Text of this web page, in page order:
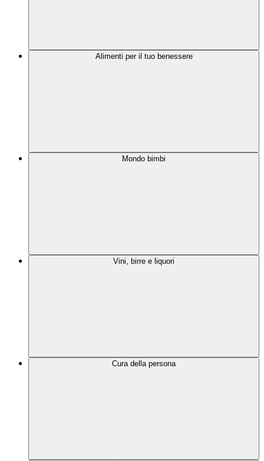
Alimenti per il tuo benessere
Mondo bimbi
Vini, birre e liquori
Cura della persona